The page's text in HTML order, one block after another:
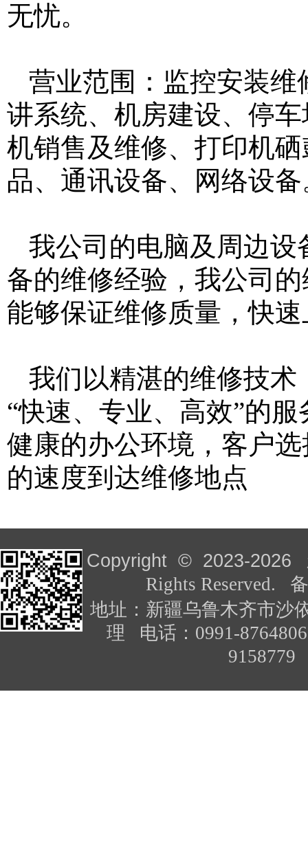
无忧。
营业范围：监控安装
讲系统、机房建设、停
机销售及维修、打印机
品、通讯设备、网络设备
我公司的电脑及周边
备的维修经验，我公司
能够保证维修质量，快
我们以精湛的维修技
“快速、专业、高效”的
健康的办公环境，客户
的速度到达维修地点
Copyright © 2023-2026
Rights Reserved.
地址：新疆乌鲁木齐市沙
理 电话：0991-